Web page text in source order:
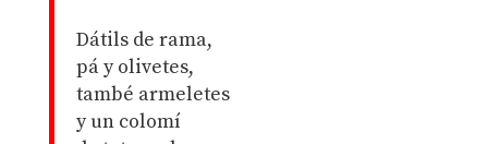
Dátils de rama,
pá y olivetes,
també armeletes
y un colomí